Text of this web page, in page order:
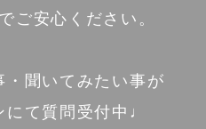
ご安心ください。
・聞いてみたい事が
にて質問受付中♩